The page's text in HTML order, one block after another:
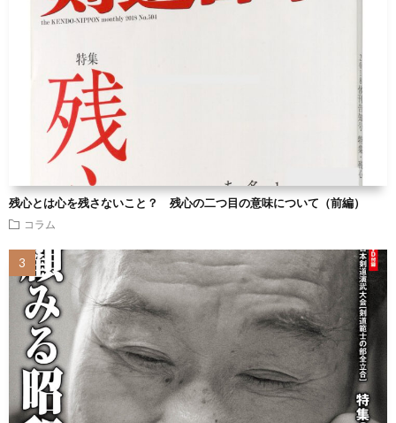
残心とは心を残さないこと？ 残心の二つ目の意味について（前編）
コラム